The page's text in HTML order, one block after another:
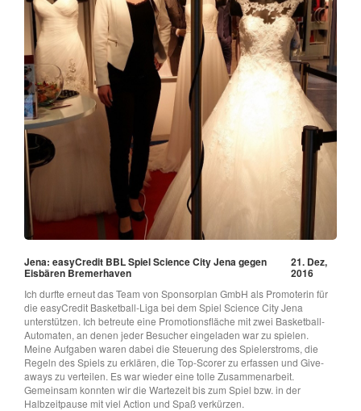
Jena: easyCredit BBL Spiel Science City Jena gegen
Eisbären Bremerhaven
21. Dez,
2016
Ich durfte erneut das Team von Sponsorplan GmbH als Promoterin für
die easyCredit Basketball-Liga bei dem Spiel Science City Jena
unterstützen. Ich betreute eine Promotionsfläche mit zwei Basketball-
Automaten, an denen jeder Besucher eingeladen war zu spielen.
Meine Aufgaben waren dabei die Steuerung des Spielerstroms, die
Regeln des Spiels zu erklären, die Top-Scorer zu erfassen und Give-
aways zu verteilen. Es war wieder eine tolle Zusammenarbeit.
Gemeinsam konnten wir die Wartezeit bis zum Spiel bzw. in der
Halbzeitpause mit viel Action und Spaß verkürzen.